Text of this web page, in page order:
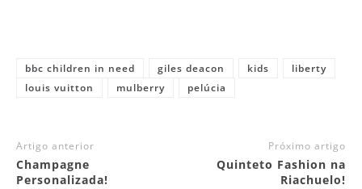
bbc children in need giles deacon kids
liberty
louis vuitton
mulberry pelúcia
Artigo anterior
Champagne
Personalizada!
Próximo artigo
Quinteto Fashion na
Riachuelo!